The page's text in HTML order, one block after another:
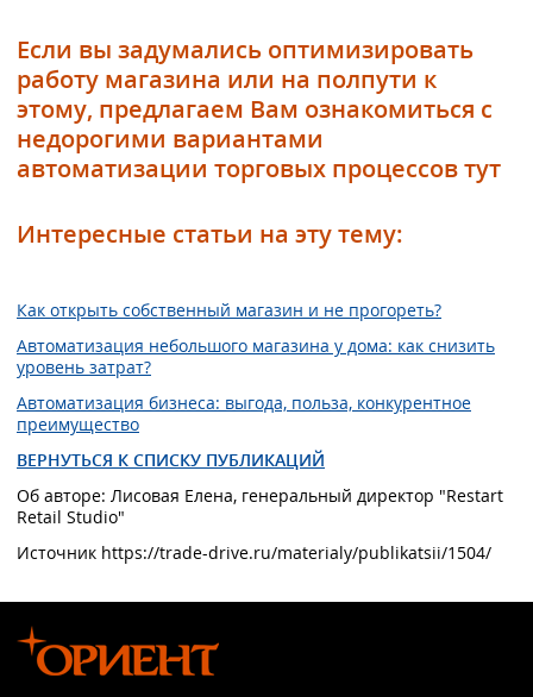
Если вы задумались оптимизировать
работу магазина или на полпути к
этому, предлагаем Вам ознакомиться с
недорогими вариантами
автоматизации торговых процессов тут
Интересные статьи на эту тему:
Как открыть собственный магазин и не прогореть?
Автоматизация небольшого магазина у дома: как снизить
уровень затрат?
Автоматизация бизнеса: выгода, польза, конкурентное
преимущество
ВЕРНУТЬСЯ К СПИСКУ ПУБЛИКАЦИЙ
Об авторе: Лисовая Елена, генеральный директор "Restart
Retail Studio"
Источник https://trade-drive.ru/materialy/publikatsii/1504/